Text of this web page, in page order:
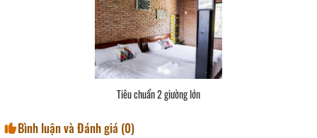
Tiêu chuẩn 2 giường lớn
Bình luận và Đánh giá (0)